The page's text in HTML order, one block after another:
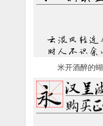
米开酒醉的